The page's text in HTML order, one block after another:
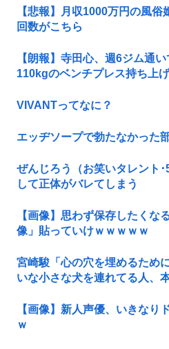
【悲報】月収1000万円の風
回数がこちら
【朗報】寺田心、週6ジム通
110kgのベンチプレス持ち上
VIVANTってなに？
エッヂソープで勃たなかった
ぜんじろう（お笑いタレント
して正体がバレてしまう
【画像】思わず保存したくな
像」貼っていけｗｗｗｗｗ
宮崎駿「心の穴を埋めるため
いな小さな犬を連れてる人、
【画像】新人声優、いきなり
ｗ